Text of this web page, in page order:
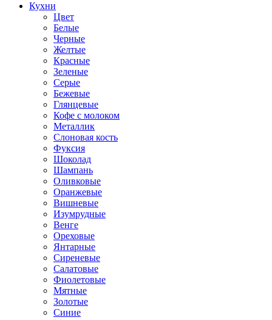
Кухни
Цвет
Белые
Черные
Желтые
Красные
Зеленые
Серые
Бежевые
Глянцевые
Кофе с молоком
Металлик
Слоновая кость
Фуксия
Шоколад
Шампань
Оливковые
Оранжевые
Вишневые
Изумрудные
Венге
Ореховые
Янтарные
Сиреневые
Салатовые
Фиолетовые
Мятные
Золотые
Синие